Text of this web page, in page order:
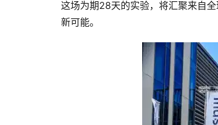
这场为期28天的实验，将汇聚来自
新可能。